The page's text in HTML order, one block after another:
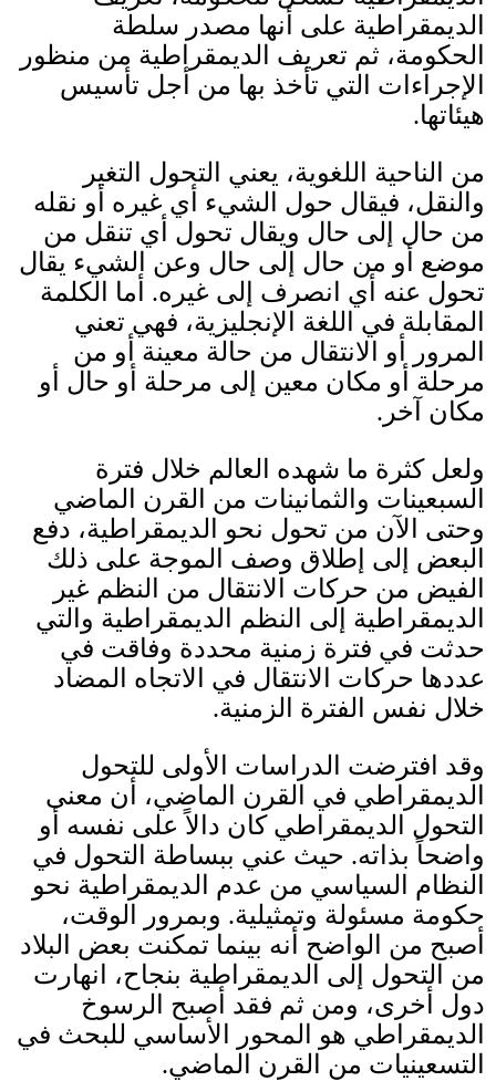
الديمقراطية على أنها مصدر سلطة
الحكومة، ثم تعريف الديمقراطية من منظور
الإجراءات التي تأخذ بها من أجل تأسيس
هيئاتها.
من الناحية اللغوية، يعني التحول التغير
والنقل، فيقال حول الشيء أي غيره أو نقله
من حال إلى حال ويقال تحول أي تنقل من
موضع أو من حال إلى حال وعن الشيء يقال
تحول عنه أي انصرف إلى غيره.
أما الكلمة
المقابلة في اللغة الإنجليزية، فهي تعني
المرور أو الانتقال من حالة معينة أو من
مرحلة أو مكان معين إلى مرحلة أو حال أو
مكان آخر .
ولعل كثرة ما شهده العالم خلال فترة
السبعينات والثمانينات من القرن الماضي
وحتى الآن من تحول نحو الديمقراطية، دفع
البعض إلى إطلاق وصف الموجة على ذلك
الفيض من حركات الانتقال من النظم غير
الديمقراطية إلى النظم الديمقراطية والتي
حدثت في فترة زمنية محددة وفاقت في
عددها حركات الانتقال في الاتجاه المضاد
خلال نفس الفترة الزمنية.
وقد افترضت الدراسات الأولى للتحول
الديمقراطي في القرن الماضي، أن معنى
التحول الديمقراطي كان دالاً على نفسه أو
واضحاً بذاته. حيث عني ببساطة التحول في
النظام السياسي من عدم الديمقراطية نحو
حكومة مسئولة وتمثيلية. وبمرور الوقت،
أصبح من الواضح أنه بينما تمكنت بعض البلاد
من التحول إلى الديمقراطية بنجاح، انهارت
دول أخرى، ومن ثم فقد أصبح الرسوخ
الديمقراطي هو المحور الأساسي للبحث في
التسعينيات من القرن الماضي.